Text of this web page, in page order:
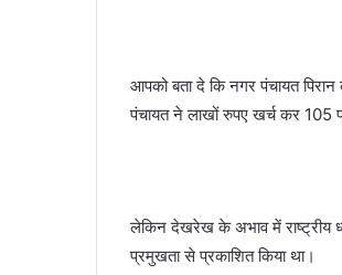
आपको बता दे कि नगर पंचायत
पंचायत ने लाखों रुपए खर्च कर 105
लेकिन देखरेख के अभाव में राष्ट्रीय
प्रमुखता से प्रकाशित किया था।